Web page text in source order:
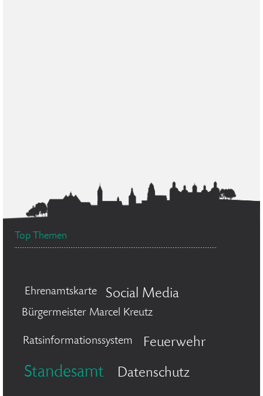
Top Themen
Ehrenamtskarte Social Media
Bürgermeister Marcel Kreutz
Ratsinformationssystem Feuerwehr
Standesamt Datenschutz